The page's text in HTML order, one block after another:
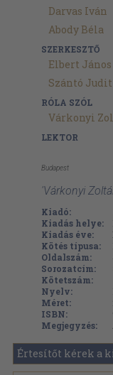
Darvas Iván
Abody Béla
SZERKESZTŐ
Elbert János
Szántó Judit
RÓLA SZÓL
Várkonyi
LEKTOR
Budapest
'Várkonyi
Kiadó:
Kiadás helye:
Kiadás éve:
Kötés típusa:
Oldalszám:
Sorozatcím:
Kötetszám:
Nyelv:
Méret:
ISBN:
Megjegyzés:
Értesítőt kérek a